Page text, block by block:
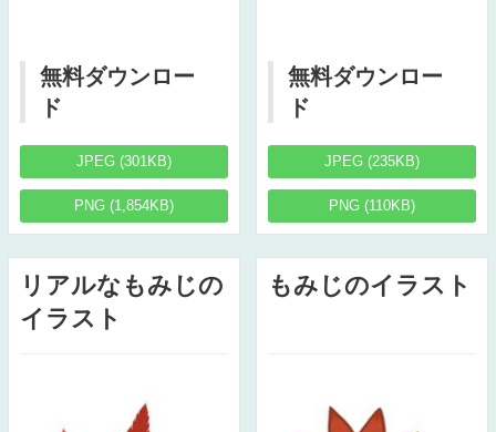
無料ダウンロー
ド
JPEG (301KB)
PNG (1,854KB)
無料ダウンロー
ド
JPEG (235KB)
PNG (110KB)
リアルなもみじの
イラスト
もみじのイラスト